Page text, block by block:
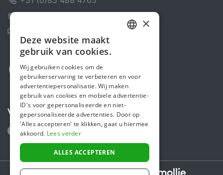
Volg ons
Secure payments powered by
ENGLISH
×
Deze website maakt
gebruik van cookies.
Wij gebruiken cookies om de
gebruikerservaring te verbeteren en voor
advertentiepersonalisatie. Wij maken
gebruik van cookies en mobiele advertentie-
ID's voor gepersonaliseerde en niet-
gepersonaliseerde advertenties. Door op
'Alles accepteren' te klikken, gaat u hiermee
akkoord. Lees verder
ALLES ACCEPTEREN